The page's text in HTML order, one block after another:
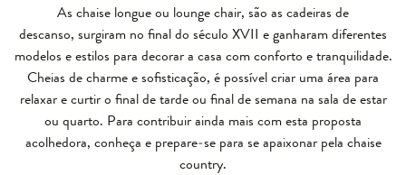
As chaise longue ou lounge chair, são as cadeiras de
descanso, surgiram no final do século XVII e ganharam diferentes
modelos e estilos para decorar a casa com conforto e tranquilidade.
Cheias de charme e sofisticação, é possível criar uma área para
relaxar e curtir o final de tarde ou final de semana na sala de estar
ou quarto. Para contribuir ainda mais com esta proposta
acolhedora, conheça e prepare-se para se apaixonar pela chaise
country.